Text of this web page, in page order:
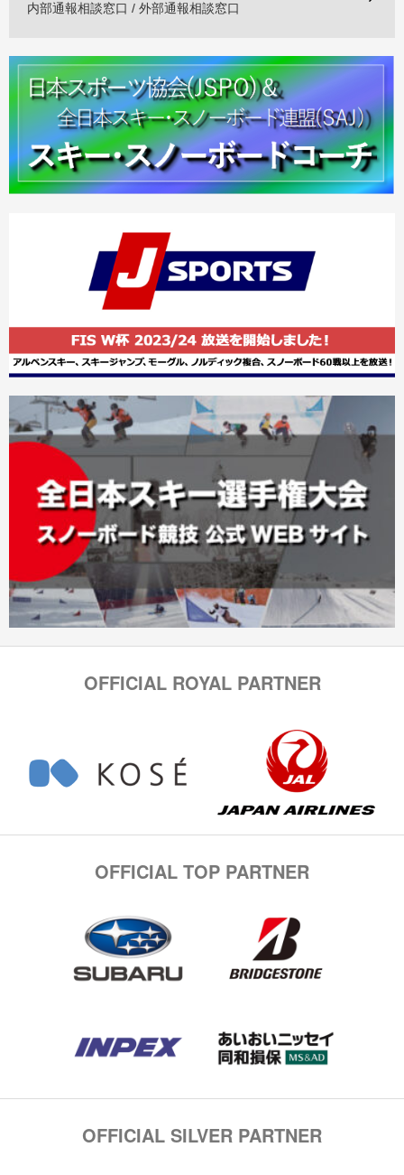
内部通報相談窓口 / 外部通報相談窓口
OFFICIAL ROYAL PARTNER
OFFICIAL TOP PARTNER
OFFICIAL SILVER PARTNER